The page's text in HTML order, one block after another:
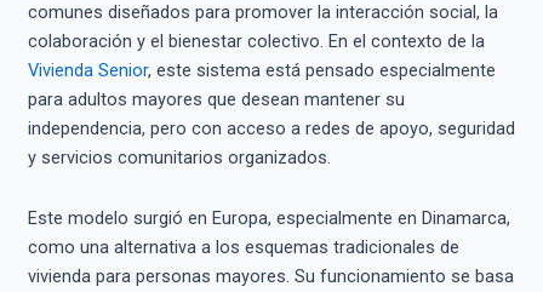
comunes diseñados para promover la interacción social, la
colaboración y el bienestar colectivo. En el contexto de la
Vivienda Senior, este sistema está pensado especialmente
para adultos mayores que desean mantener su
independencia, pero con acceso a redes de apoyo, seguridad
y servicios comunitarios organizados.
Este modelo surgió en Europa, especialmente en Dinamarca,
como una alternativa a los esquemas tradicionales de
vivienda para personas mayores. Su funcionamiento se basa